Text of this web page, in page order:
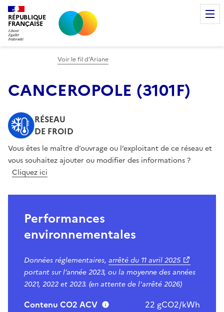
RÉPUBLIQUE
FRANÇAISE
Voir le fil d’Ariane
CANCEROPOLE (3101F)
RÉSEAU
DE FROID
Vous êtes le maître d’ouvrage ou l’exploitant de ce réseau et
vous souhaitez ajouter ou modifier des informations ?
Cliquez ici
Performances
environnementales
Données réglementaires, arrêté du 11 avril 2025
portant sur l’année 2023, ou la moyenne des années
2021, 2022 et 2023. (en attente de l'arrêté 2026)
Contenu CO2 ACV
22 gCO2/kWh